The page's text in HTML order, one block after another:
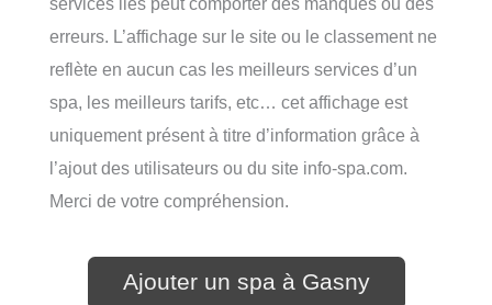
erreurs. L’affichage sur le site ou le classement ne
reflète en aucun cas les meilleurs services d’un
spa, les meilleurs tarifs, etc… cet affichage est
uniquement présent à titre d’information grâce à
l’ajout des utilisateurs ou du site info-spa.com.
Merci de votre compréhension.
Ajouter un spa à Gasny